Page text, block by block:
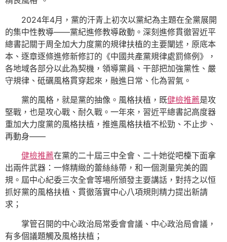
2024年4月，黨的汗青上初次以黨紀為主題在全黨展開
的集中性教導——黨紀進修教導啟動。深刻進修貫徹習近平
總書記關于周全加大力度黨的規律扶植的主要闡述，原底本
本、逐章逐條進修新修訂的《中國共產黨規律處罰條例》，
各地域各部分以此為契機，領導黨員、干部把加強黨性、嚴
守規律、砥礪風格貫穿起來，融進日常、化為習氣。
黨的風格，就是黨的抽像。風格扶植，既健檢推薦是攻
堅戰，也是攻心戰、耐久戰。一年來，習近平總書記高度器
重加大力度黨的風格扶植，推進風格扶植不松勁、不止步、
再動身——
健檢推薦在黨的二十屆三中全會、二十她從吧檯下面拿
出兩件武器：一條精緻的蕾絲絲帶，和一個測量完美的圓
規。屆中心紀委三次全會等場所頒發主要講話，對持之以恒
抓好黨的風格扶植、貫徹落實中心八項規則精力提出新請
求；
掌管召開的中心政治局常委會會議、中心政治局會議，
有多個議題觸及風格扶植；